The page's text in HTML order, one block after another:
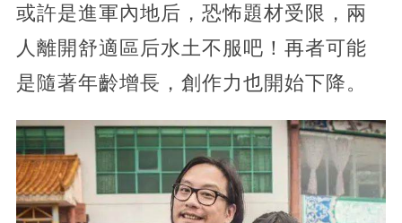
或許是進軍內地后，恐怖題材受限，兩
人離開舒適區后水土不服吧！再者可能
是隨著年齡增長，創作力也開始下降。